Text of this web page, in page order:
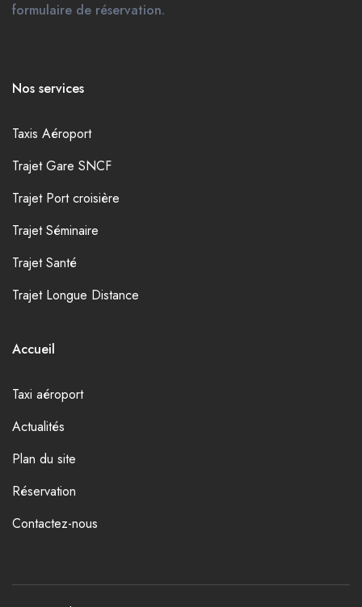
formulaire de réservation.
Nos services
Taxis Aéroport
Trajet Gare SNCF
Trajet Port croisière
Trajet Séminaire
Trajet Santé
Trajet Longue Distance
Accueil
Taxi aéroport
Actualités
Plan du site
Réservation
Contactez-nous